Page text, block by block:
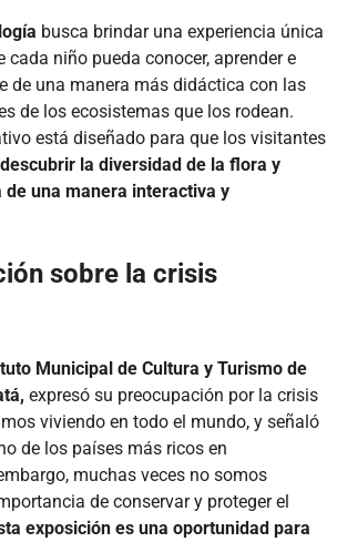
busca brindar una experiencia única
cada niño pueda conocer, aprender e
de una manera más didáctica con las
de los ecosistemas que los rodean.
está diseñado para que los visitantes
la diversidad de la flora y
de una manera interactiva y
sobre la crisis
Municipal de Cultura y Turismo de
expresó su preocupación por la crisis
viviendo en todo el mundo, y señaló
de los países más ricos en
muchas veces no somos
de conservar y proteger el
exposición es una oportunidad para